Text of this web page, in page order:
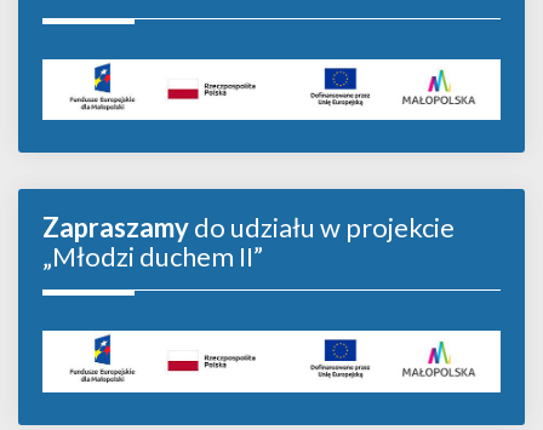
Zapraszamydo udziału w projekcie
„Młodzi duchem II”